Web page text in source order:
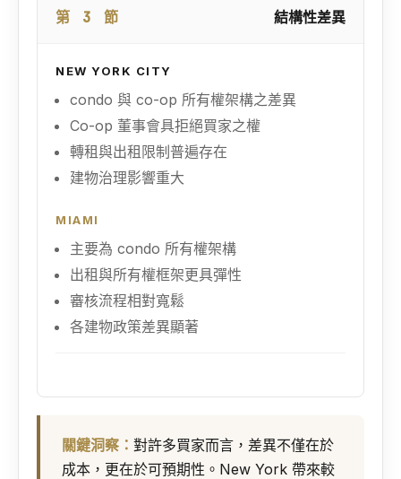
第 3 節 結構性差異
NEW YORK CITY
condo 與 co-op 所有權架構之差異
Co-op 董事會具拒絕買家之權
轉租與出租限制普遍存在
建物治理影響重大
MIAMI
主要為 condo 所有權架構
出租與所有權框架更具彈性
審核流程相對寬鬆
各建物政策差異顯著
關鍵洞察： 對許多買家而言，差異不僅在於
成本，更在於可預期性。New York 帶來較